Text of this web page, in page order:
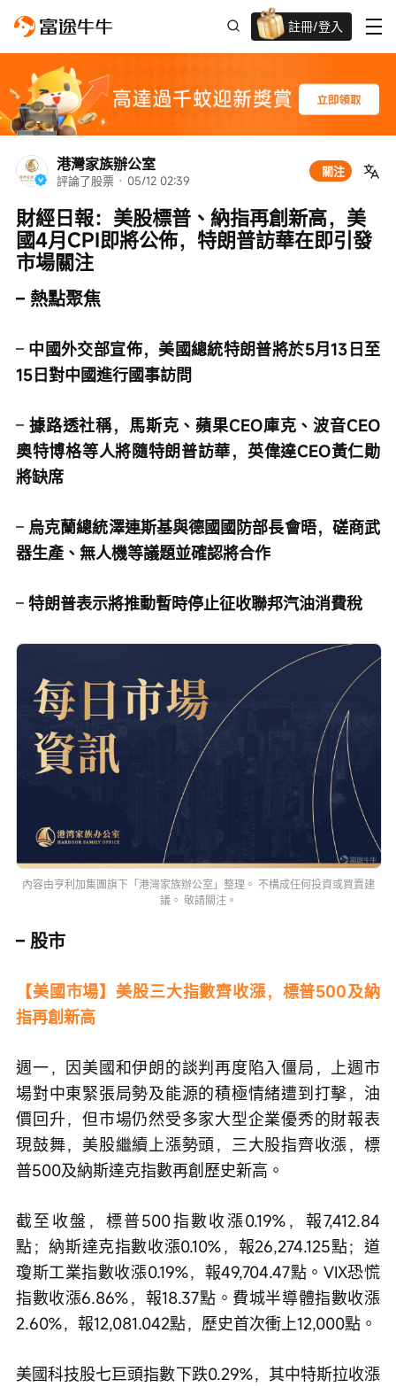
註冊/登入
迎新驚喜賞 股票/BTC等任你揀!
港灣家族辦公室
評論了股票 · 05/12 02:39
關注
財經日報：美股標普、納指再創新高，美
國4月CPI即將公佈，特朗普訪華在即引發
市場關注
– 熱點聚焦
– 中國外交部宣佈，美國總統特朗普將於5月13日至
15日對中國進行國事訪問
– 據路透社稱，馬斯克、蘋果CEO庫克、波音CEO
奧特博格等人將隨特朗普訪華，英偉達CEO黃仁勛
將缺席
– 烏克蘭總統澤連斯基與德國國防部長會晤，磋商武
器生產、無人機等議題並確認將合作
– 特朗普表示將推動暫時停止征收聯邦汽油消費稅
內容由亨利加集團旗下「港灣家族辦公室」整理。 不構成任何投資或買賣建
議。 敬請關注。
– 股市
【美國市場】美股三大指數齊收漲，標普500及納
指再創新高
週一，因美國和伊朗的談判再度陷入僵局，上週市
場對中東緊張局勢及能源的積極情緒遭到打擊，油
價回升，但市場仍然受多家大型企業優秀的財報表
現鼓舞，美股繼續上漲勢頭，三大股指齊收漲，標
普500及納斯達克指數再創歷史新高。
截至收盤，標普500指數收漲0.19%，報7,412.84
點；納斯達克指數收漲0.10%，報26,274.125點；道
瓊斯工業指數收漲0.19%，報49,704.47點。VIX恐慌
指數收漲6.86%，報18.37點。費城半導體指數收漲
2.60%，報12,081.042點，歷史首次衝上12,000點。
美國科技股七巨頭指數下跌0.29%，其中特斯拉收漲